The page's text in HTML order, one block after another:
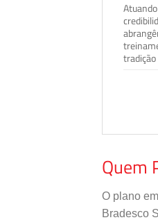
tradição
Quem
O plano
Bradesco